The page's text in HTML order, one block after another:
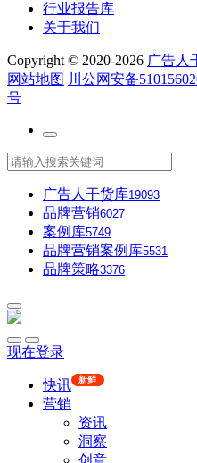
行业报告库
关于我们
Copyright © 2020-2026 广告人
网站地图 川公网安备
号
广告人干货库19093
品牌营销6027
案例库5749
品牌营销案例库5531
品牌策略3376
现在登录
快讯 新鲜
营销
资讯
洞察